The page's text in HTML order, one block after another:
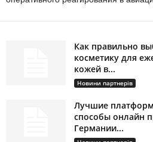
Как правильно
косметику для
кожей в...
Новини партнерів
Лучшие
способы онлайн
Германии...